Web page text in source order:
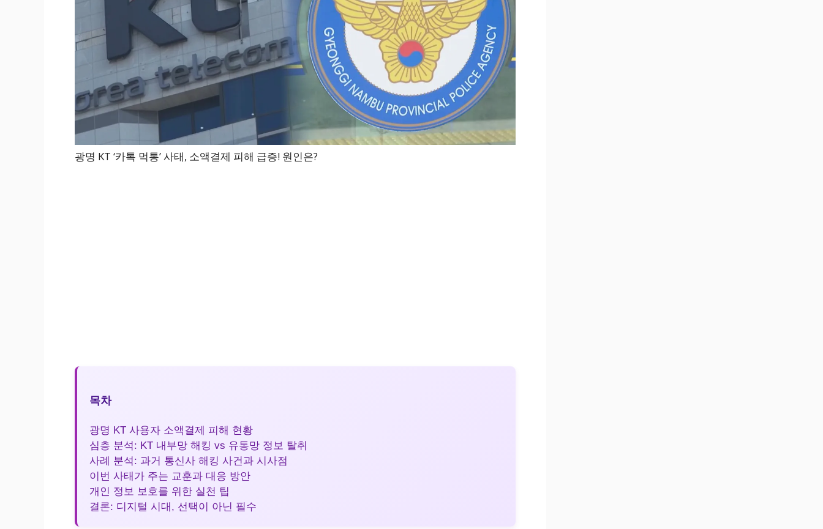
광명 KT ‘카톡 먹통’ 사태, 소액결제 피해 급증! 원인은?
목차
광명 KT 사용자 소액결제 피해 현황
심층 분석: KT 내부망 해킹 vs 유통망 정보 탈취
사례 분석: 과거 통신사 해킹 사건과 시사점
이번 사태가 주는 교훈과 대응 방안
개인 정보 보호를 위한 실천 팁
결론: 디지털 시대, 선택이 아닌 필수